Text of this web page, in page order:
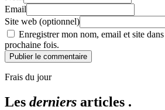
Email
Site web (optionnel)
Enregistrer mon nom, email et site
prochaine fois.
Publier le commentaire
Frais du jour
Les derniers articles .